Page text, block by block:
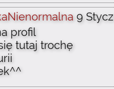
9
profil
tutaj trochę